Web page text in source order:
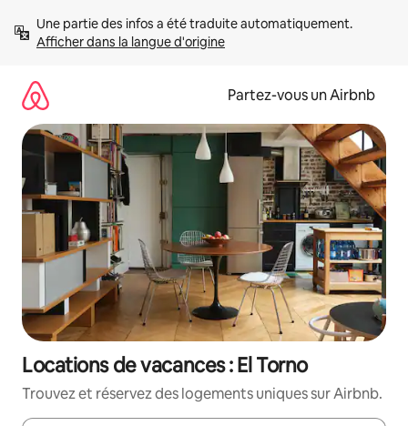
directement
Afficher dans la langue d'origine
Partez-vous un Airbnb
Locations de vacances : El Torno
Trouvez et réservez des logements uniques sur Airbnb.